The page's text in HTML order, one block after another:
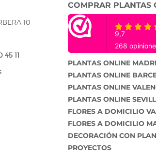
10
45 11
COMPRAR PLANTAS
PLANTAS ONLINE
PLANTAS ONLINE
PLANTAS ONLINE
PLANTAS ONLINE
FLORES A DOMICILIO
FLORES A DOMICILIO
DECORACIÓN CON
PROYECTOS